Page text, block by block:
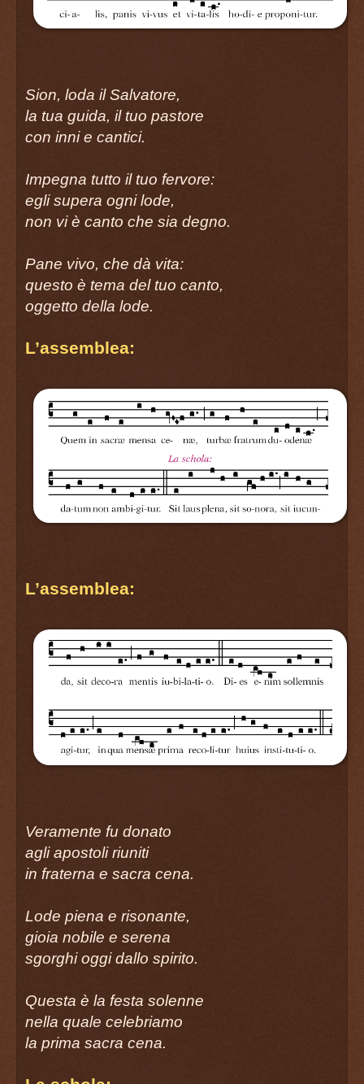
Sion, loda il Salvatore,
la tua guida, il tuo pastore
con inni e cantici.
Impegna tutto il tuo fervore:
egli supera ogni lode,
non vi è canto che sia degno.
Pane vivo, che dà vita:
questo è tema del tuo canto,
oggetto della lode.
L’assemblea:
L’assemblea:
Veramente fu donato
agli apostoli riuniti
in fraterna e sacra cena.
Lode piena e risonante,
gioia nobile e serena
sgorghi oggi dallo spirito.
Questa è la festa solenne
nella quale celebriamo
la prima sacra cena.